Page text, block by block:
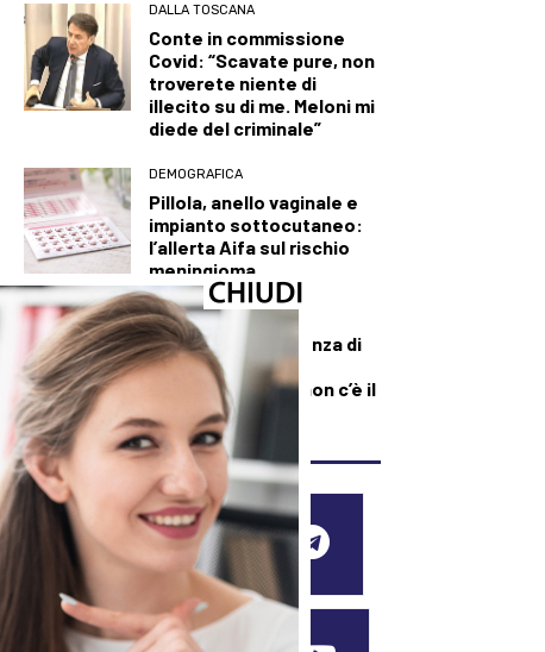
DALLA TOSCANA
Conte in commissione
Covid: “Scavate pure, non
troverete niente di
illecito su di me. Meloni mi
diede del criminale”
DEMOGRAFICA
Pillola, anello vaginale e
impianto sottocutaneo:
l’allerta Aifa sul rischio
meningioma
DEMOGRAFICA
Culle vuote e assenza di
medici: muore una
neonata perché “non c’è il
dottore”
SEGUICI SUI SOCIAL